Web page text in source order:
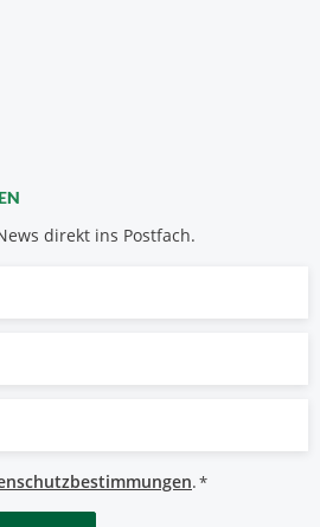
direkt ins Postfach.
.*